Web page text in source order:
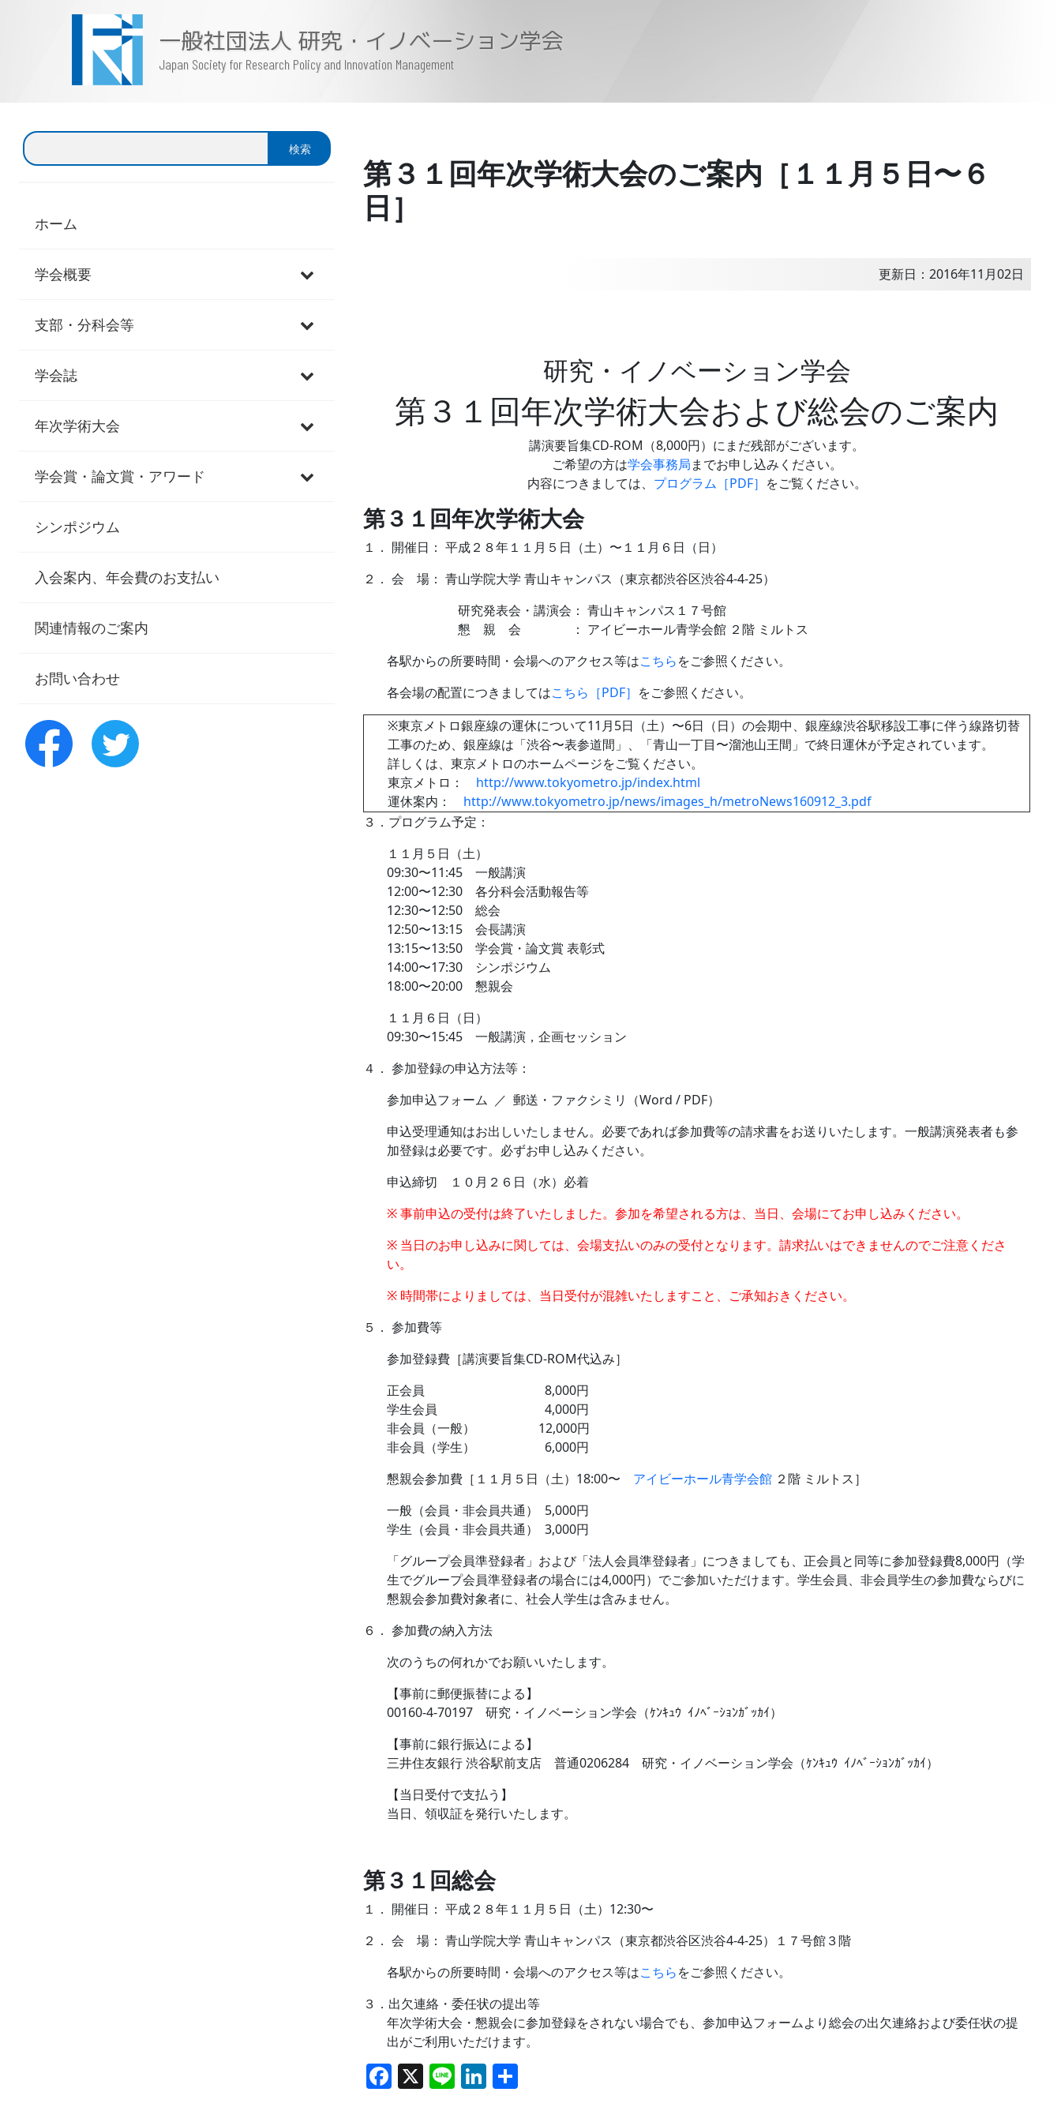
一般社団法人 研究・イノベーション学会
Japan Society for Research Policy and Innovation Management
検
索
検索
ホーム
学会概要
支部・分科会等
学会誌
年次学術大会
学会賞・論文賞・アワード
シンポジウム
入会案内、年会費のお支払い
関連情報のご案内
お問い合わせ
第３１回年次学術大会のご案内［１１月５日〜６
日］
更新日：2016年11月02日
研究・イノベーション学会
第３１回年次学術大会および総会のご案内
講演要旨集CD-ROM（8,000円）にまだ残部がございます。
ご希望の方は学会事務局までお申し込みください。
内容につきましては、 プログラム［PDF］ をご覧ください。
第３１回年次学術大会
１． 開催日： 平成２８年１１月５日（土）〜１１月６日（日）
２． 会 場： 青山学院大学 青山キャンパス（東京都渋谷区渋谷4-4-25）
研究発表会・講演会： 青山キャンパス１７号館
懇 親 会 ： アイビーホール青学会館 ２階 ミルトス
各駅からの所要時間・会場へのアクセス等はこちらをご参照ください。
各会場の配置につきましてはこちら［PDF］ をご参照ください。
※東京メトロ銀座線の運休について11月5日（土）〜6日（日）の会期中、銀座線渋谷駅移設工事に伴う線路切替
工事のため、銀座線は「渋谷〜表参道間」、「青山一丁目〜溜池山王間」で終日運休が予定されています。
詳しくは、東京メトロのホームページをご覧ください。
東京メトロ： http://www.tokyometro.jp/index.html
運休案内： http://www.tokyometro.jp/news/images_h/metroNews160912_3.pdf
３．プログラム予定：
１１月５日（土）
09:30〜11:45 一般講演
12:00〜12:30 各分科会活動報告等
12:30〜12:50 総会
12:50〜13:15 会長講演
13:15〜13:50 学会賞・論文賞 表彰式
14:00〜17:30 シンポジウム
18:00〜20:00 懇親会
１１月６日（日）
09:30〜15:45 一般講演，企画セッション
４． 参加登録の申込方法等：
参加申込フォーム ／ 郵送・ファクシミリ（Word / PDF）
申込受理通知はお出しいたしません。必要であれば参加費等の請求書をお送りいたします。一般講演発表者も参
加登録は必要です。必ずお申し込みください。
申込締切 １０月２６日（水）必着
※ 事前申込の受付は終了いたしました。参加を希望される方は、当日、会場にてお申し込みください。
※ 当日のお申し込みに関しては、会場支払いのみの受付となります。請求払いはできませんのでご注意くださ
い。
※ 時間帯によりましては、当日受付が混雑いたしますこと、ご承知おきください。
５． 参加費等
参加登録費［講演要旨集CD-ROM代込み］
正会員 8,000円
学生会員 4,000円
非会員（一般） 12,000円
非会員（学生） 6,000円
懇親会参加費［１１月５日（土）18:00〜 アイビーホール青学会館 ２階 ミルトス］
一般（会員・非会員共通） 5,000円
学生（会員・非会員共通） 3,000円
「グループ会員準登録者」および「法人会員準登録者」につきましても、正会員と同等に参加登録費8,000円（学
生でグループ会員準登録者の場合には4,000円）でご参加いただけます。学生会員、非会員学生の参加費ならびに
懇親会参加費対象者に、社会人学生は含みません。
６． 参加費の納入方法
次のうちの何れかでお願いいたします。
【事前に郵便振替による】
00160-4-70197 研究・イノベーション学会（ｹﾝｷｭｳ ｲﾉﾍﾞｰｼｮﾝｶﾞｯｶｲ）
【事前に銀行振込による】
三井住友銀行 渋谷駅前支店 普通0206284 研究・イノベーション学会（ｹﾝｷｭｳ ｲﾉﾍﾞｰｼｮﾝｶﾞｯｶｲ）
【当日受付で支払う】
当日、領収証を発行いたします。
第３１回総会
１． 開催日： 平成２８年１１月５日（土）12:30〜
２． 会 場： 青山学院大学 青山キャンパス（東京都渋谷区渋谷4-4-25）１７号館３階
各駅からの所要時間・会場へのアクセス等はこちらをご参照ください。
３．出欠連絡・委任状の提出等
年次学術大会・懇親会に参加登録をされない場合でも、参加申込フォームより総会の出欠連絡および委任状の提
出がご利用いただけます。
F X Li Li